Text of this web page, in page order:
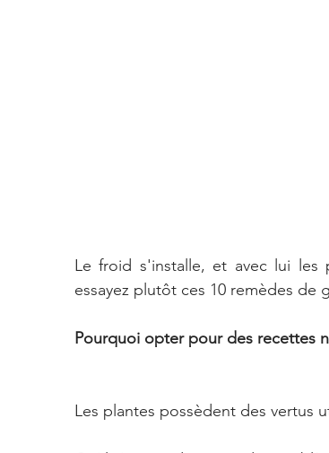
Le froid s'installe, et avec lui les
essayez plutôt ces 10 remèdes
Pourquoi opter pour des recettes
Les plantes possèdent des vertus